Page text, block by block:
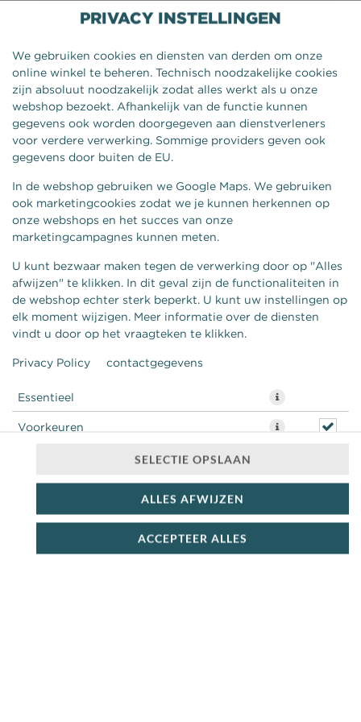
PRIVACY INSTELLINGEN
We gebruiken cookies en diensten van derden om onze
online winkel te beheren. Technisch noodzakelijke cookies
zijn absoluut noodzakelijk zodat alles werkt als u onze
webshop bezoekt. Afhankelijk van de functie kunnen
gegevens ook worden doorgegeven aan dienstverleners
voor verdere verwerking. Sommige providers geven ook
gegevens door buiten de EU.
In de webshop gebruiken we Google Maps. We gebruiken
ook marketingcookies zodat we je kunnen herkennen op
onze webshops en het succes van onze
marketingcampagnes kunnen meten.
U kunt bezwaar maken tegen de verwerking door op "Alles
afwijzen" te klikken. In dit geval zijn de functionaliteiten in
de webshop echter sterk beperkt. U kunt uw instellingen op
elk moment wijzigen. Meer informatie over de diensten
vindt u door op het vraagteken te klikken.
Privacy Policy contactgegevens
Essentieel
Voorkeuren
SELECTIE OPSLAAN
ALLES AFWIJZEN
ACCEPTEER ALLES
KROKNROLL ANGRY CHICKEN
2 STUKS